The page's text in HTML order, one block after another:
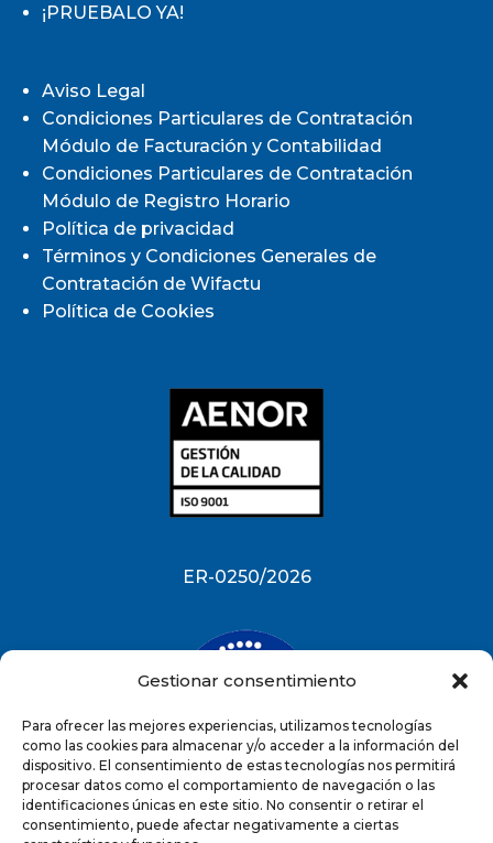
Gestionar consentimiento
Para ofrecer las mejores experiencias, utilizamos tecnologías
como las cookies para almacenar y/o acceder a la información del
dispositivo. El consentimiento de estas tecnologías nos permitirá
procesar datos como el comportamiento de navegación o las
identificaciones únicas en este sitio. No consentir o retirar el
consentimiento, puede afectar negativamente a ciertas
¡PRUEBALO YA!
Aviso Legal
Condiciones Particulares de Contratación
Módulo de Facturación y Contabilidad
Condiciones Particulares de Contratación
Módulo de Registro Horario
Política de privacidad
Términos y Condiciones Generales de
Contratación de Wifactu
Política de Cookies
ER-0250/2026
ES-0250/2026